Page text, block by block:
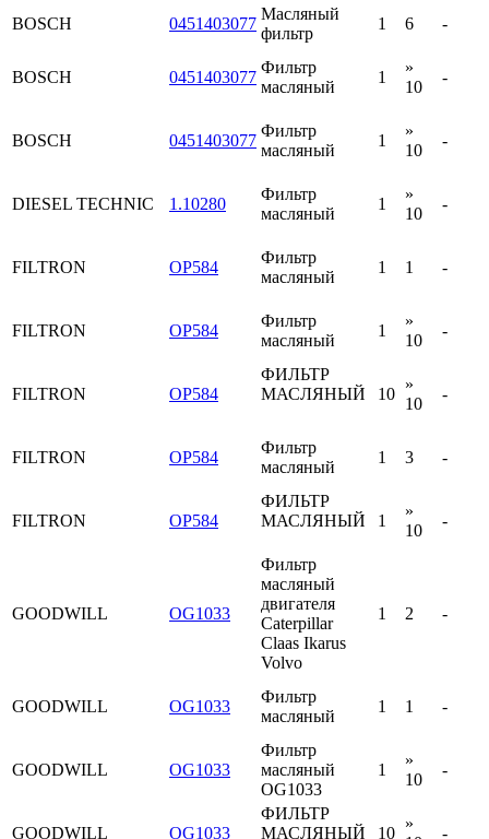
BOSCH 0451403077
Масляный
фильтр
1 6 -
BOSCH 0451403077
Фильтр
масляный
1
»
10
-
BOSCH 0451403077
Фильтр
масляный
1
»
10
-
DIESEL TECHNIC 1.10280
Фильтр
масляный
1
»
10
-
FILTRON OP584
Фильтр
масляный
1 1 -
FILTRON OP584
Фильтр
масляный
1
»
10
-
FILTRON OP584
ФИЛЬТР
МАСЛЯНЫЙ
10
»
10
-
FILTRON OP584
Фильтр
масляный
1 3 -
FILTRON OP584
ФИЛЬТР
МАСЛЯНЫЙ
1
»
10
-
GOODWILL OG1033
Фильтр
масляный
двигателя
Caterpillar
Claas Ikarus
Volvo
1 2 -
GOODWILL OG1033
Фильтр
масляный
1 1 -
GOODWILL OG1033
Фильтр
масляный
OG1033
1
»
10
-
GOODWILL OG1033
ФИЛЬТР
МАСЛЯНЫЙ
10
»
-